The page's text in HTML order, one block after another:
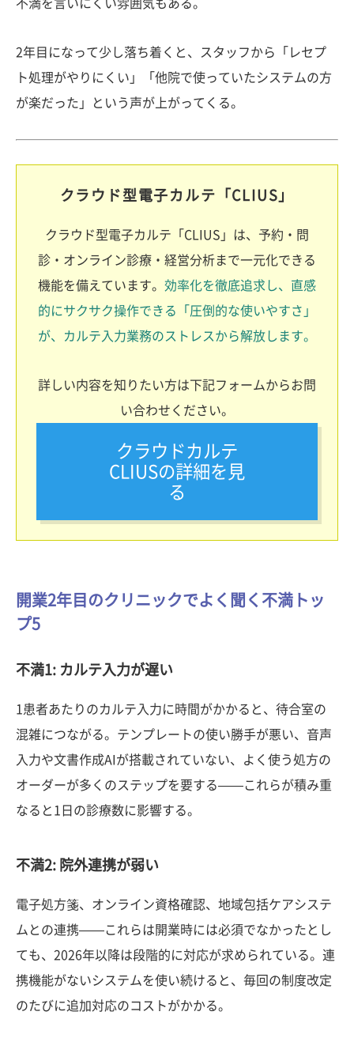
不満を言いにくい雰囲気もある。
2年目になって少し落ち着くと、スタッフから「レセプ
ト処理がやりにくい」「他院で使っていたシステムの方
が楽だった」という声が上がってくる。
クラウド型電子カルテ「CLIUS」
クラウド型電子カルテ「CLIUS」は、予約・問
診・オンライン診療・経営分析まで一元化できる
機能を備えています。 効率化を徹底追求し、直感
的にサクサク操作できる「圧倒的な使いやすさ」
が、カルテ入力業務のストレスから解放します。
詳しい内容を知りたい方は下記フォームからお問
い合わせください。
クラウドカルテ
CLIUSの詳細を見
る
開業2年目のクリニックでよく聞く不満トッ
プ5
不満1: カルテ入力が遅い
1患者あたりのカルテ入力に時間がかかると、待合室の
混雑につながる。テンプレートの使い勝手が悪い、音声
入力や文書作成AIが搭載されていない、よく使う処方の
オーダーが多くのステップを要する——これらが積み重
なると1日の診療数に影響する。
不満2: 院外連携が弱い
電子処方箋、オンライン資格確認、地域包括ケアシステ
ムとの連携——これらは開業時には必須でなかったとし
ても、2026年以降は段階的に対応が求められている。連
携機能がないシステムを使い続けると、毎回の制度改定
のたびに追加対応のコストがかかる。